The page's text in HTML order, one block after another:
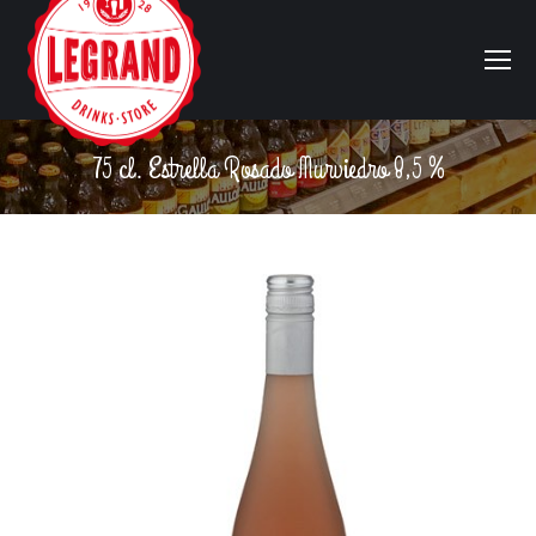
75 cl. Estrella Rosado Murviedro 8,5 %
Vous êtes ici :